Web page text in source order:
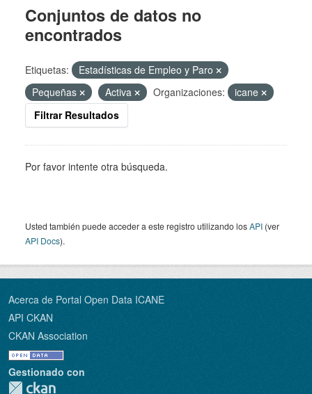
Conjuntos de datos no
encontrados
Etiquetas:
Estadísticas de Empleo y Paro
Pequeñas
Activa Organizaciones:
icane
Filtrar Resultados
Por favor intente otra búsqueda.
Usted también puede acceder a este registro utilizando losAPI (ver
API Docs).
Acerca de Portal Open Data ICANE
API CKAN
CKAN Association
Gestionado con